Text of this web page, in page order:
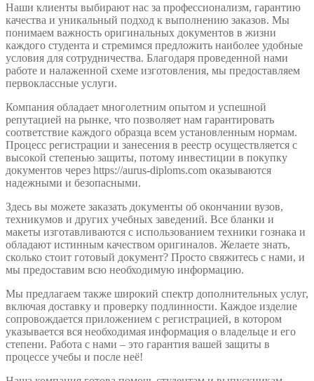
Наши клиенты выбирают нас за профессионализм, гарантию
качества и уникальный подход к выполнению заказов. Мы
понимаем важность оригинальных документов в жизни
каждого студента и стремимся предложить наиболее удобные
условия для сотрудничества. Благодаря проведенной нами
работе и налаженной схеме изготовления, мы предоставляем
первоклассные услуги.
Компания обладает многолетним опытом и успешной
репутацией на рынке, что позволяет нам гарантировать
соответствие каждого образца всем установленным нормам.
Процесс регистрации и занесения в реестр осуществляется с
высокой степенью защиты, потому инвестиции в покупку
документов через https://aurus-diploms.com оказываются
надежными и безопасными.
Здесь вы можете заказать документы об окончании вузов,
техникумов и других учебных заведений. Все бланки и
макеты изготавливаются с использованием техники гознака и
обладают истинным качеством оригиналов. Желаете знать,
сколько стоит готовый документ? Просто свяжитесь с нами, и
мы предоставим всю необходимую информацию.
Мы предлагаем также широкий спектр дополнительных услуг,
включая доставку и проверку подлинности. Каждое изделие
сопровождается приложением с регистрацией, в котором
указывается вся необходимая информация о владельце и его
степени. Работа с нами – это гарантия вашей защиты в
процессе учебы и после неё!